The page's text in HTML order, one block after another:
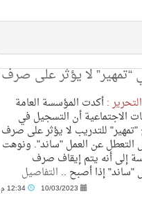
“تمهير” لا يؤثر على صرف
:أكدت المؤسسة العامة
الاجتماعية أن التسجيل في
"تمهير" للتدريب لا يؤثر على صرف
عن العمل "ساند". ونوهت
إلى أنه يتم إيقاف صرف
إذا أصبح .. التفاصيل
10/03/2023 12:34 م